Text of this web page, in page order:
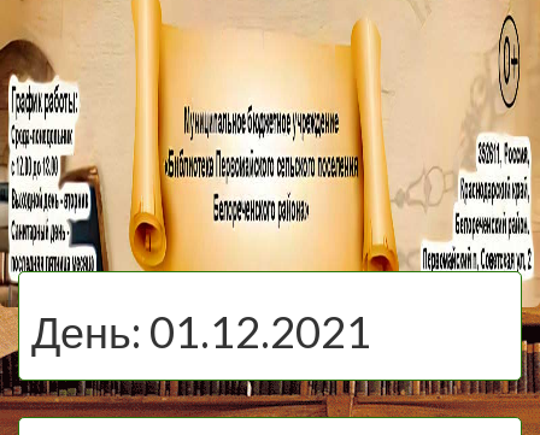
МБУ Библиотека
Первомайского
Сельского
Поселения
День: 01.12.2021